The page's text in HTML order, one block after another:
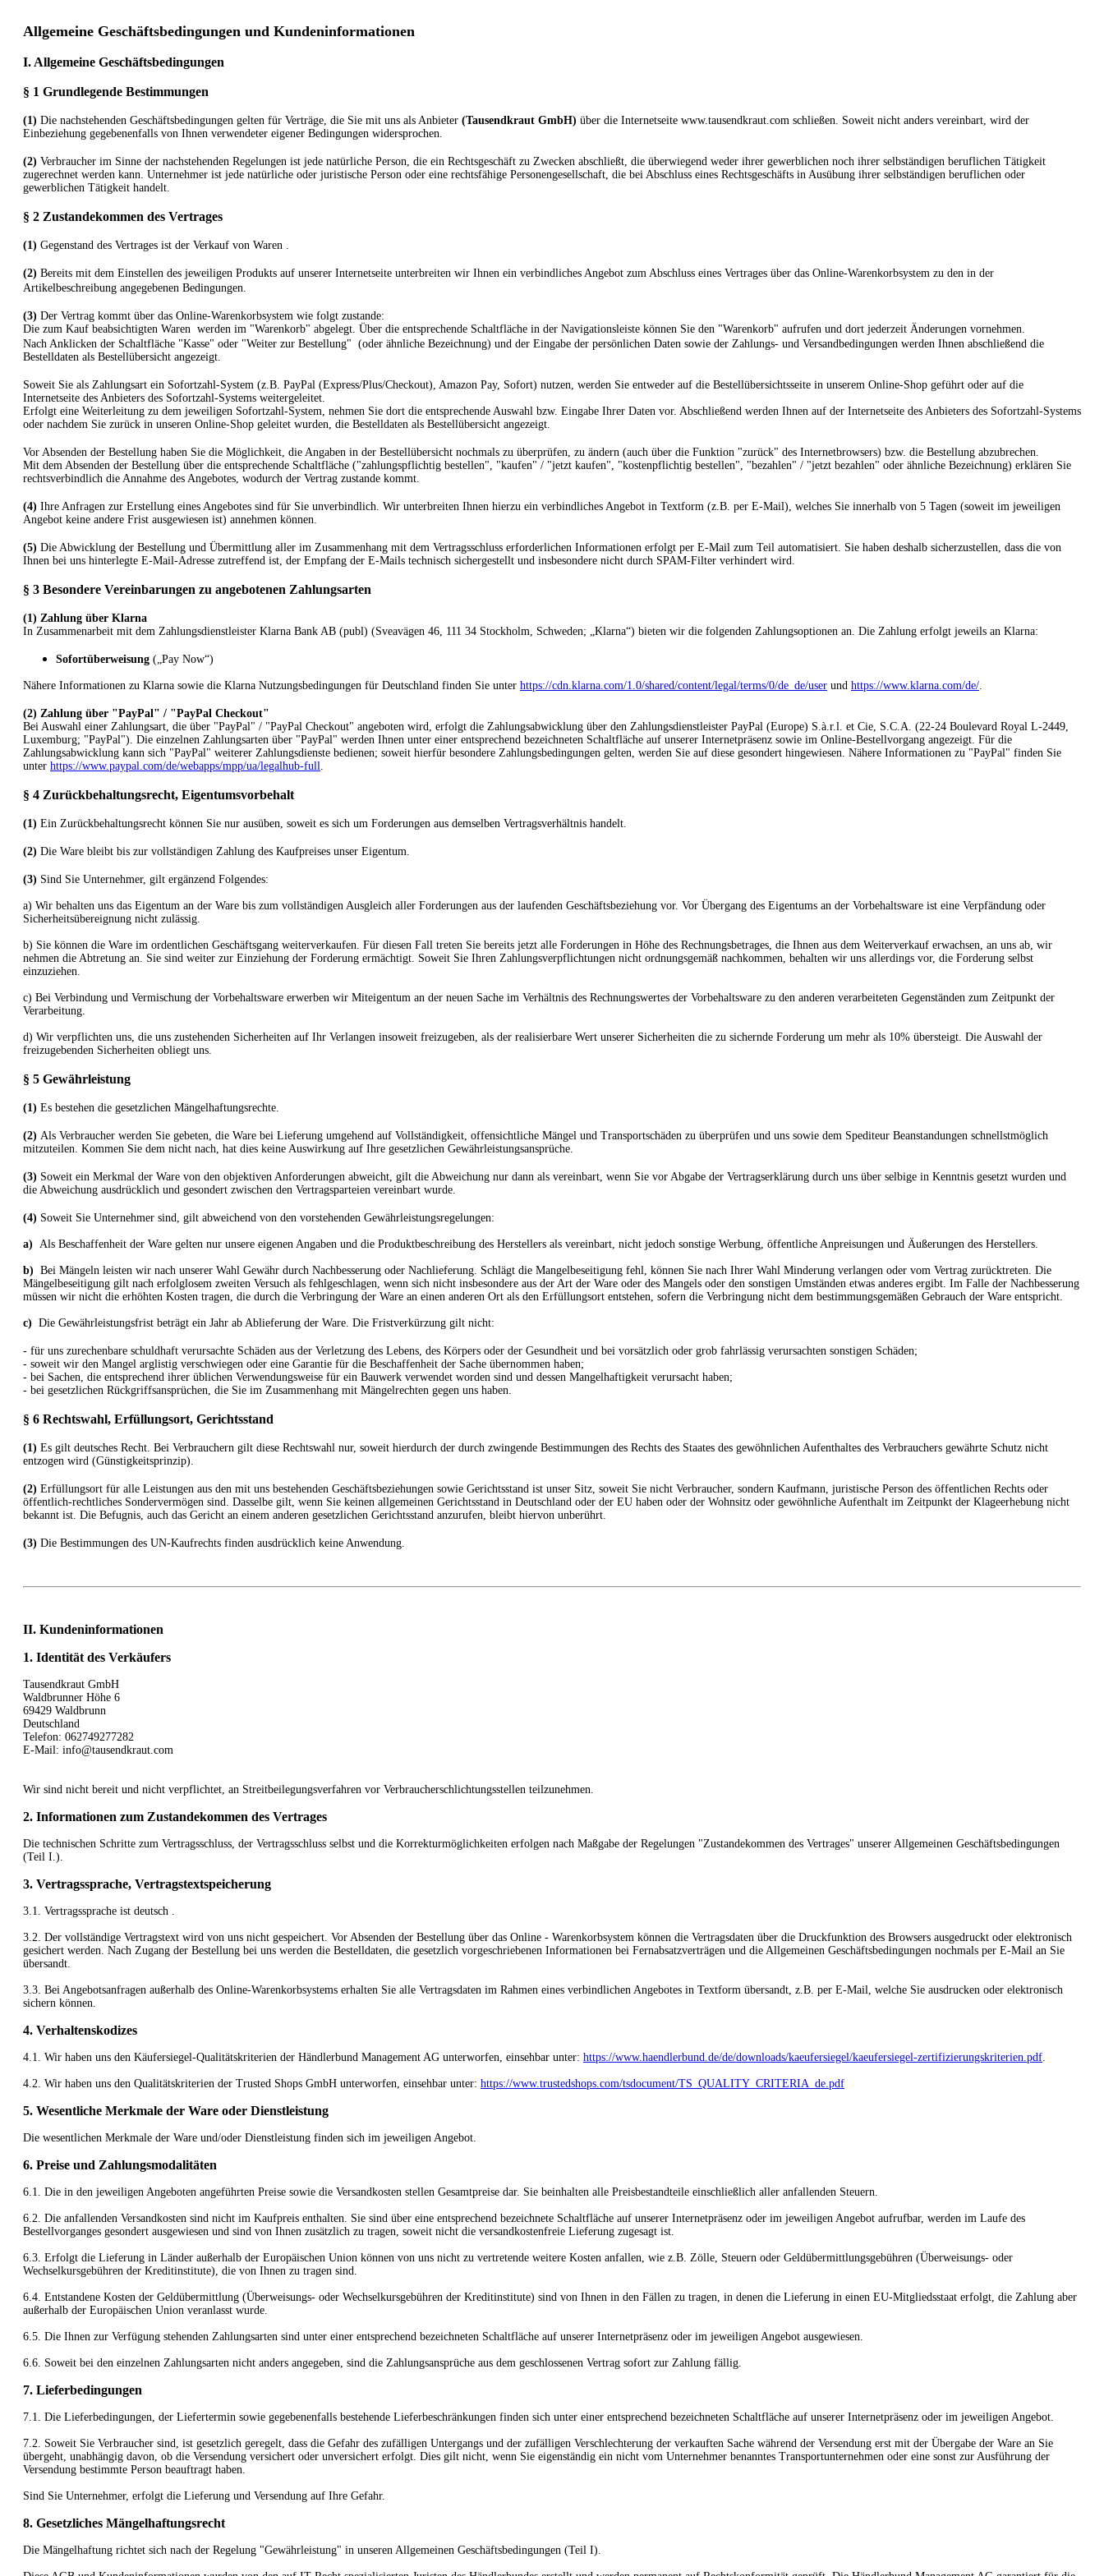
Allgemeine Geschäftsbedingungen und Kundeninformationen
I. Allgemeine Geschäftsbedingungen
§ 1 Grundlegende Bestimmungen
(1) Die nachstehenden Geschäftsbedingungen gelten für Verträge, die Sie mit uns als Anbieter (Tausendkraut GmbH) über die Internetseite www.tausendkraut.com schließen. Soweit nicht anders vereinbart, wird der
Einbeziehung gegebenenfalls von Ihnen verwendeter eigener Bedingungen widersprochen.
(2) Verbraucher im Sinne der nachstehenden Regelungen ist jede natürliche Person, die ein Rechtsgeschäft zu Zwecken abschließt, die überwiegend weder ihrer gewerblichen noch ihrer selbständigen beruflichen Tätigkeit
zugerechnet werden kann. Unternehmer ist jede natürliche oder juristische Person oder eine rechtsfähige Personengesellschaft, die bei Abschluss eines Rechtsgeschäfts in Ausübung ihrer selbständigen beruflichen oder
gewerblichen Tätigkeit handelt.
§ 2 Zustandekommen des Vertrages
(1) Gegenstand des Vertrages ist der Verkauf von Waren .
(2) Bereits mit dem Einstellen des jeweiligen Produkts auf unserer Internetseite unterbreiten wir Ihnen ein verbindliches Angebot zum Abschluss eines Vertrages über das Online-Warenkorbsystem zu den in der
Artikelbeschreibung angegebenen Bedingungen.
(3) Der Vertrag kommt über das Online-Warenkorbsystem wie folgt zustande:
Die zum Kauf beabsichtigten Waren werden im "Warenkorb" abgelegt. Über die entsprechende Schaltfläche in der Navigationsleiste können Sie den "Warenkorb" aufrufen und dort jederzeit Änderungen vornehmen.
Nach Anklicken der Schaltfläche "Kasse" oder "Weiter zur Bestellung" (oder ähnliche Bezeichnung) und der Eingabe der persönlichen Daten sowie der Zahlungs- und Versandbedingungen werden Ihnen abschließend die
Bestelldaten als Bestellübersicht angezeigt.
Soweit Sie als Zahlungsart ein Sofortzahl-System (z.B. PayPal (Express/Plus/Checkout), Amazon Pay, Sofort) nutzen, werden Sie entweder auf die Bestellübersichtsseite in unserem Online-Shop geführt oder auf die
Internetseite des Anbieters des Sofortzahl-Systems weitergeleitet.
Erfolgt eine Weiterleitung zu dem jeweiligen Sofortzahl-System, nehmen Sie dort die entsprechende Auswahl bzw. Eingabe Ihrer Daten vor. Abschließend werden Ihnen auf der Internetseite des Anbieters des Sofortzahl-Systems
oder nachdem Sie zurück in unseren Online-Shop geleitet wurden, die Bestelldaten als Bestellübersicht angezeigt.
Vor Absenden der Bestellung haben Sie die Möglichkeit, die Angaben in der Bestellübersicht nochmals zu überprüfen, zu ändern (auch über die Funktion "zurück" des Internetbrowsers) bzw. die Bestellung abzubrechen.
Mit dem Absenden der Bestellung über die entsprechende Schaltfläche ("zahlungspflichtig bestellen", "kaufen" / "jetzt kaufen", "kostenpflichtig bestellen", "bezahlen" / "jetzt bezahlen" oder ähnliche Bezeichnung) erklären Sie
rechtsverbindlich die Annahme des Angebotes, wodurch der Vertrag zustande kommt.
(4) Ihre Anfragen zur Erstellung eines Angebotes sind für Sie unverbindlich. Wir unterbreiten Ihnen hierzu ein verbindliches Angebot in Textform (z.B. per E-Mail), welches Sie innerhalb von 5 Tagen (soweit im jeweiligen
Angebot keine andere Frist ausgewiesen ist) annehmen können.
(5) Die Abwicklung der Bestellung und Übermittlung aller im Zusammenhang mit dem Vertragsschluss erforderlichen Informationen erfolgt per E-Mail zum Teil automatisiert. Sie haben deshalb sicherzustellen, dass die von
Ihnen bei uns hinterlegte E-Mail-Adresse zutreffend ist, der Empfang der E-Mails technisch sichergestellt und insbesondere nicht durch SPAM-Filter verhindert wird.
§ 3 Besondere Vereinbarungen zu angebotenen Zahlungsarten
(1) Zahlung über Klarna
In Zusammenarbeit mit dem Zahlungsdienstleister Klarna Bank AB (publ) (Sveavägen 46, 111 34 Stockholm, Schweden; „Klarna“) bieten wir die folgenden Zahlungsoptionen an. Die Zahlung erfolgt jeweils an Klarna:
Sofortüberweisung („Pay Now“)
Nähere Informationen zu Klarna sowie die Klarna Nutzungsbedingungen für Deutschland finden Sie unter https://cdn.klarna.com/1.0/shared/content/legal/terms/0/de_de/user und https://www.klarna.com/de/.
(2) Zahlung über "PayPal" / "PayPal Checkout"
Bei Auswahl einer Zahlungsart, die über "PayPal" / "PayPal Checkout" angeboten wird, erfolgt die Zahlungsabwicklung über den Zahlungsdienstleister PayPal (Europe) S.à.r.l. et Cie, S.C.A. (22-24 Boulevard Royal L-2449,
Luxemburg; "PayPal"). Die einzelnen Zahlungsarten über "PayPal" werden Ihnen unter einer entsprechend bezeichneten Schaltfläche auf unserer Internetpräsenz sowie im Online-Bestellvorgang angezeigt. Für die
Zahlungsabwicklung kann sich "PayPal" weiterer Zahlungsdienste bedienen; soweit hierfür besondere Zahlungsbedingungen gelten, werden Sie auf diese gesondert hingewiesen. Nähere Informationen zu "PayPal" finden Sie
unter https://www.paypal.com/de/webapps/mpp/ua/legalhub-full.
§ 4 Zurückbehaltungsrecht, Eigentumsvorbehalt
(1) Ein Zurückbehaltungsrecht können Sie nur ausüben, soweit es sich um Forderungen aus demselben Vertragsverhältnis handelt.
(2) Die Ware bleibt bis zur vollständigen Zahlung des Kaufpreises unser Eigentum.
(3) Sind Sie Unternehmer, gilt ergänzend Folgendes:
a) Wir behalten uns das Eigentum an der Ware bis zum vollständigen Ausgleich aller Forderungen aus der laufenden Geschäftsbeziehung vor. Vor Übergang des Eigentums an der Vorbehaltsware ist eine Verpfändung oder
Sicherheitsübereignung nicht zulässig.
b) Sie können die Ware im ordentlichen Geschäftsgang weiterverkaufen. Für diesen Fall treten Sie bereits jetzt alle Forderungen in Höhe des Rechnungsbetrages, die Ihnen aus dem Weiterverkauf erwachsen, an uns ab, wir
nehmen die Abtretung an. Sie sind weiter zur Einziehung der Forderung ermächtigt. Soweit Sie Ihren Zahlungsverpflichtungen nicht ordnungsgemäß nachkommen, behalten wir uns allerdings vor, die Forderung selbst
einzuziehen.
c) Bei Verbindung und Vermischung der Vorbehaltsware erwerben wir Miteigentum an der neuen Sache im Verhältnis des Rechnungswertes der Vorbehaltsware zu den anderen verarbeiteten Gegenständen zum Zeitpunkt der
Verarbeitung.
d) Wir verpflichten uns, die uns zustehenden Sicherheiten auf Ihr Verlangen insoweit freizugeben, als der realisierbare Wert unserer Sicherheiten die zu sichernde Forderung um mehr als 10% übersteigt. Die Auswahl der
freizugebenden Sicherheiten obliegt uns.
§ 5 Gewährleistung
(1) Es bestehen die gesetzlichen Mängelhaftungsrechte.
(2) Als Verbraucher werden Sie gebeten, die Ware bei Lieferung umgehend auf Vollständigkeit, offensichtliche Mängel und Transportschäden zu überprüfen und uns sowie dem Spediteur Beanstandungen schnellstmöglich
mitzuteilen. Kommen Sie dem nicht nach, hat dies keine Auswirkung auf Ihre gesetzlichen Gewährleistungsansprüche.
(3) Soweit ein Merkmal der Ware von den objektiven Anforderungen abweicht, gilt die Abweichung nur dann als vereinbart, wenn Sie vor Abgabe der Vertragserklärung durch uns über selbige in Kenntnis gesetzt wurden und
die Abweichung ausdrücklich und gesondert zwischen den Vertragsparteien vereinbart wurde.
(4) Soweit Sie Unternehmer sind, gilt abweichend von den vorstehenden Gewährleistungsregelungen:
a) Als Beschaffenheit der Ware gelten nur unsere eigenen Angaben und die Produktbeschreibung des Herstellers als vereinbart, nicht jedoch sonstige Werbung, öffentliche Anpreisungen und Äußerungen des Herstellers.
b) Bei Mängeln leisten wir nach unserer Wahl Gewähr durch Nachbesserung oder Nachlieferung. Schlägt die Mangelbeseitigung fehl, können Sie nach Ihrer Wahl Minderung verlangen oder vom Vertrag zurücktreten. Die
Mängelbeseitigung gilt nach erfolglosem zweiten Versuch als fehlgeschlagen, wenn sich nicht insbesondere aus der Art der Ware oder des Mangels oder den sonstigen Umständen etwas anderes ergibt. Im Falle der Nachbesserung
müssen wir nicht die erhöhten Kosten tragen, die durch die Verbringung der Ware an einen anderen Ort als den Erfüllungsort entstehen, sofern die Verbringung nicht dem bestimmungsgemäßen Gebrauch der Ware entspricht.
c) Die Gewährleistungsfrist beträgt ein Jahr ab Ablieferung der Ware. Die Fristverkürzung gilt nicht:
- für uns zurechenbare schuldhaft verursachte Schäden aus der Verletzung des Lebens, des Körpers oder der Gesundheit und bei vorsätzlich oder grob fahrlässig verursachten sonstigen Schäden;
- soweit wir den Mangel arglistig verschwiegen oder eine Garantie für die Beschaffenheit der Sache übernommen haben;
- bei Sachen, die entsprechend ihrer üblichen Verwendungsweise für ein Bauwerk verwendet worden sind und dessen Mangelhaftigkeit verursacht haben;
- bei gesetzlichen Rückgriffsansprüchen, die Sie im Zusammenhang mit Mängelrechten gegen uns haben.
§ 6 Rechtswahl, Erfüllungsort, Gerichtsstand
(1) Es gilt deutsches Recht. Bei Verbrauchern gilt diese Rechtswahl nur, soweit hierdurch der durch zwingende Bestimmungen des Rechts des Staates des gewöhnlichen Aufenthaltes des Verbrauchers gewährte Schutz nicht
entzogen wird (Günstigkeitsprinzip).
(2) Erfüllungsort für alle Leistungen aus den mit uns bestehenden Geschäftsbeziehungen sowie Gerichtsstand ist unser Sitz, soweit Sie nicht Verbraucher, sondern Kaufmann, juristische Person des öffentlichen Rechts oder
öffentlich-rechtliches Sondervermögen sind. Dasselbe gilt, wenn Sie keinen allgemeinen Gerichtsstand in Deutschland oder der EU haben oder der Wohnsitz oder gewöhnliche Aufenthalt im Zeitpunkt der Klageerhebung nicht
bekannt ist. Die Befugnis, auch das Gericht an einem anderen gesetzlichen Gerichtsstand anzurufen, bleibt hiervon unberührt.
(3) Die Bestimmungen des UN-Kaufrechts finden ausdrücklich keine Anwendung.
II. Kundeninformationen
1. Identität des Verkäufers
Tausendkraut GmbH
Waldbrunner Höhe 6
69429 Waldbrunn
Deutschland
Telefon: 062749277282
E-Mail: info@tausendkraut.com
Wir sind nicht bereit und nicht verpflichtet, an Streitbeilegungsverfahren vor Verbraucherschlichtungsstellen teilzunehmen.
2. Informationen zum Zustandekommen des Vertrages
Die technischen Schritte zum Vertragsschluss, der Vertragsschluss selbst und die Korrekturmöglichkeiten erfolgen nach Maßgabe der Regelungen "Zustandekommen des Vertrages" unserer Allgemeinen Geschäftsbedingungen
(Teil I.).
3. Vertragssprache, Vertragstextspeicherung
3.1. Vertragssprache ist deutsch .
3.2. Der vollständige Vertragstext wird von uns nicht gespeichert. Vor Absenden der Bestellung über das Online - Warenkorbsystem können die Vertragsdaten über die Druckfunktion des Browsers ausgedruckt oder elektronisch
gesichert werden. Nach Zugang der Bestellung bei uns werden die Bestelldaten, die gesetzlich vorgeschriebenen Informationen bei Fernabsatzverträgen und die Allgemeinen Geschäftsbedingungen nochmals per E-Mail an Sie
übersandt.
3.3. Bei Angebotsanfragen außerhalb des Online-Warenkorbsystems erhalten Sie alle Vertragsdaten im Rahmen eines verbindlichen Angebotes in Textform übersandt, z.B. per E-Mail, welche Sie ausdrucken oder elektronisch
sichern können.
4. Verhaltenskodizes
4.1. Wir haben uns den Käufersiegel-Qualitätskriterien der Händlerbund Management AG unterworfen, einsehbar unter: https://www.haendlerbund.de/de/downloads/kaeufersiegel/kaeufersiegel-zertifizierungskriterien.pdf.
4.2. Wir haben uns den Qualitätskriterien der Trusted Shops GmbH unterworfen, einsehbar unter: https://www.trustedshops.com/tsdocument/TS_QUALITY_CRITERIA_de.pdf
5. Wesentliche Merkmale der Ware oder Dienstleistung
Die wesentlichen Merkmale der Ware und/oder Dienstleistung finden sich im jeweiligen Angebot.
6. Preise und Zahlungsmodalitäten
6.1. Die in den jeweiligen Angeboten angeführten Preise sowie die Versandkosten stellen Gesamtpreise dar. Sie beinhalten alle Preisbestandteile einschließlich aller anfallenden Steuern.
6.2. Die anfallenden Versandkosten sind nicht im Kaufpreis enthalten. Sie sind über eine entsprechend bezeichnete Schaltfläche auf unserer Internetpräsenz oder im jeweiligen Angebot aufrufbar, werden im Laufe des
Bestellvorganges gesondert ausgewiesen und sind von Ihnen zusätzlich zu tragen, soweit nicht die versandkostenfreie Lieferung zugesagt ist.
6.3. Erfolgt die Lieferung in Länder außerhalb der Europäischen Union können von uns nicht zu vertretende weitere Kosten anfallen, wie z.B. Zölle, Steuern oder Geldübermittlungsgebühren (Überweisungs- oder
Wechselkursgebühren der Kreditinstitute), die von Ihnen zu tragen sind.
6.4. Entstandene Kosten der Geldübermittlung (Überweisungs- oder Wechselkursgebühren der Kreditinstitute) sind von Ihnen in den Fällen zu tragen, in denen die Lieferung in einen EU-Mitgliedsstaat erfolgt, die Zahlung aber
außerhalb der Europäischen Union veranlasst wurde.
6.5. Die Ihnen zur Verfügung stehenden Zahlungsarten sind unter einer entsprechend bezeichneten Schaltfläche auf unserer Internetpräsenz oder im jeweiligen Angebot ausgewiesen.
6.6. Soweit bei den einzelnen Zahlungsarten nicht anders angegeben, sind die Zahlungsansprüche aus dem geschlossenen Vertrag sofort zur Zahlung fällig.
7. Lieferbedingungen
7.1. Die Lieferbedingungen, der Liefertermin sowie gegebenenfalls bestehende Lieferbeschränkungen finden sich unter einer entsprechend bezeichneten Schaltfläche auf unserer Internetpräsenz oder im jeweiligen Angebot.
7.2. Soweit Sie Verbraucher sind, ist gesetzlich geregelt, dass die Gefahr des zufälligen Untergangs und der zufälligen Verschlechterung der verkauften Sache während der Versendung erst mit der Übergabe der Ware an Sie
übergeht, unabhängig davon, ob die Versendung versichert oder unversichert erfolgt. Dies gilt nicht, wenn Sie eigenständig ein nicht vom Unternehmer benanntes Transportunternehmen oder eine sonst zur Ausführung der
Versendung bestimmte Person beauftragt haben.
Sind Sie Unternehmer, erfolgt die Lieferung und Versendung auf Ihre Gefahr.
8. Gesetzliches Mängelhaftungsrecht
Die Mängelhaftung richtet sich nach der Regelung "Gewährleistung" in unseren Allgemeinen Geschäftsbedingungen (Teil I).